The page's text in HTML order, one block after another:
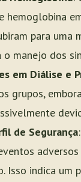
hemoglobina
para uma
manejo dos
em Diálise e
grupos,
de Segurança
Isso indica